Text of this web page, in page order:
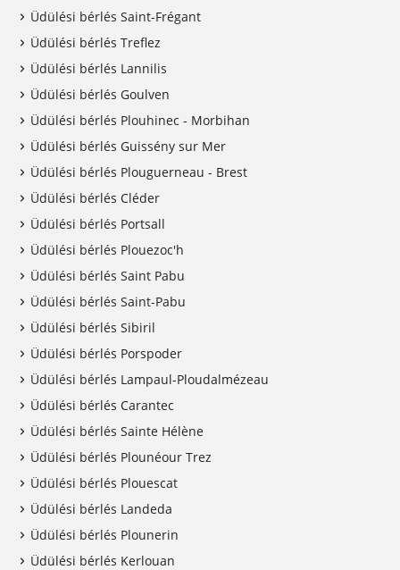
Üdülési bérlés Saint-Frégant
Üdülési bérlés Treflez
Üdülési bérlés Lannilis
Üdülési bérlés Goulven
Üdülési bérlés Plouhinec - Morbihan
Üdülési bérlés Guissény sur Mer
Üdülési bérlés Plouguerneau - Brest
Üdülési bérlés Cléder
Üdülési bérlés Portsall
Üdülési bérlés Plouezoc'h
Üdülési bérlés Saint Pabu
Üdülési bérlés Saint-Pabu
Üdülési bérlés Sibiril
Üdülési bérlés Porspoder
Üdülési bérlés Lampaul-Ploudalmézeau
Üdülési bérlés Carantec
Üdülési bérlés Sainte Hélène
Üdülési bérlés Plounéour Trez
Üdülési bérlés Plouescat
Üdülési bérlés Landeda
Üdülési bérlés Plounerin
Üdülési bérlés Kerlouan